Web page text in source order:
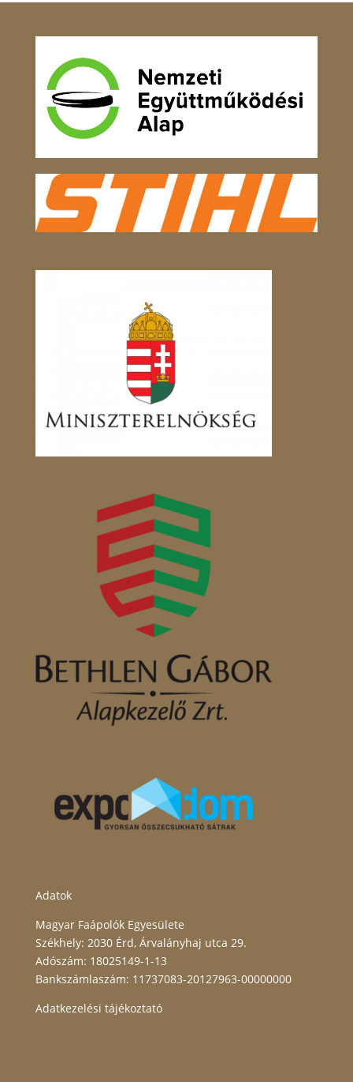
Adatok
Magyar Faápolók Egyesülete
Székhely: 2030 Érd, Árvalányhaj utca 29.
Adószám: 18025149-1-13
Bankszámlaszám: 11737083-20127963-00000000
Adatkezelési tájékoztató